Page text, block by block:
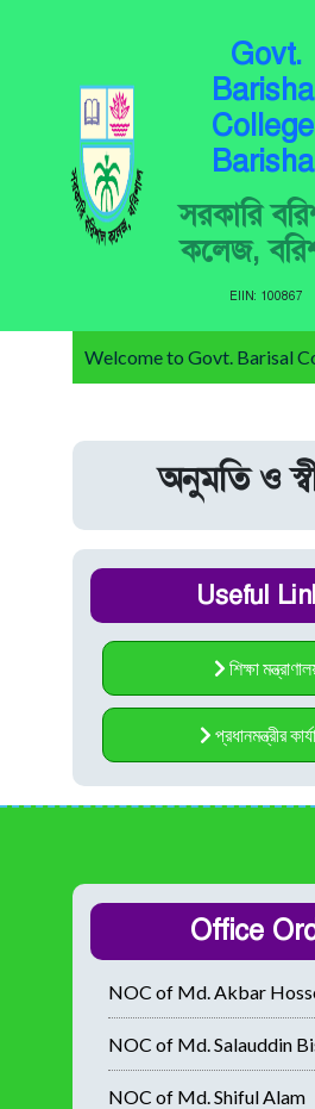
Govt.
সরকারি
কলেজ,
EIIN: 100867
Welcome to Govt. Barisal
অনুমতি ও
Useful
শিক্ষা
প্রধানমন্ত্রীর
Office
NOC of Md. Akbar
NOC of Md. Salauddin
NOC of Md. Shiful Alam